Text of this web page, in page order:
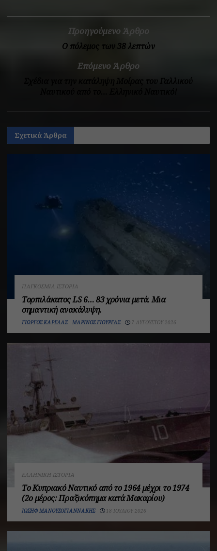
Προηγούμενο Άρθρο
Ο πόλεμος των 38 λεπτών
Επόμενο Άρθρο
Σχέδια για την κατάληψη Μοίρας του Γαλλικού
Σχετικά Άρθρα
ΠΑΓΚΌΣΜΙΑ ΙΣΤΟΡΊΑ
Τορπιλάκατος LS 6… 83 χρόνια μετά. Mια
σημαντική ανακάλυψη.
ΓΙΏΡΓΟΣ ΚΑΡΈΛΑΣ ΜΑΡΊΝΟΣ ΓΙΟΎΡΓΑΣ 7 ΑΥΓΟΎΣΤΟΥ 2026
ΕΛΛΗΝΙΚΉ ΙΣΤΟΡΊΑ
Το Κυπριακό Ναυτικό από το 1964 μέχρι το 1974
(2ο μέρος: Πραξικόπημα κατά Μακαρίου)
ΙΩΣΉΦ ΜΑΝΟΥΣΟΓΙΑΝΝΆΚΗΣ 18 ΙΟΥΛΊΟΥ 2026